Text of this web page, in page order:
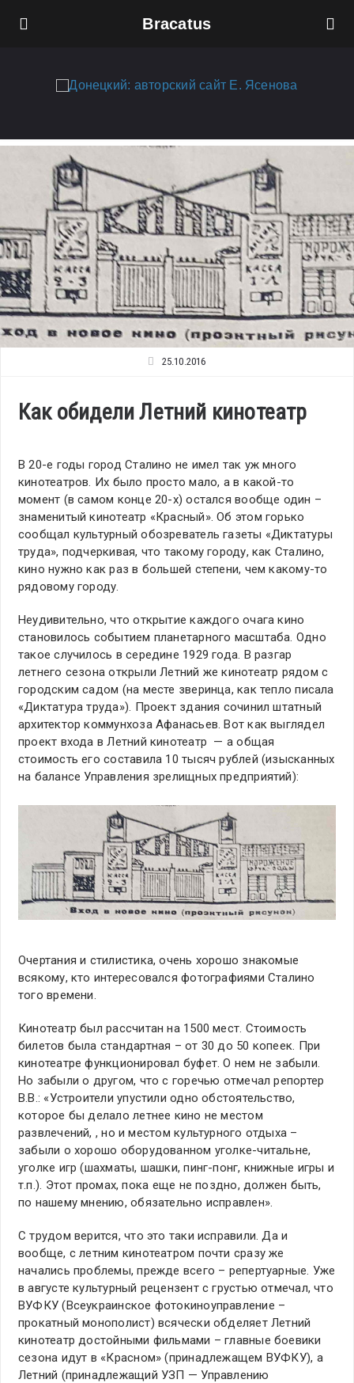
Bracatus
25.10.2016
Как обидели Летний кинотеатр
В 20-е годы город Сталино не имел так уж много
кинотеатров. Их было просто мало, а в какой-то
момент (в самом конце 20-х) остался вообще один –
знаменитый кинотеатр «Красный». Об этом горько
сообщал культурный обозреватель газеты «Диктатуры
труда», подчеркивая, что такому городу, как Сталино,
кино нужно как раз в большей степени, чем какому-то
рядовому городу.
Неудивительно, что открытие каждого очага кино
становилось событием планетарного масштаба. Одно
такое случилось в середине 1929 года. В разгар
летнего сезона открыли Летний же кинотеатр рядом с
городским садом (на месте зверинца, как тепло писала
«Диктатура труда»). Проект здания сочинил штатный
архитектор коммунхоза Афанасьев. Вот как выглядел
проект входа в Летний кинотеатр — а общая
стоимость его составила 10 тысяч рублей (изысканных
на балансе Управления зрелищных предприятий):
Очертания и стилистика, очень хорошо знакомые
всякому, кто интересовался фотографиями Сталино
того времени.
Кинотеатр был рассчитан на 1500 мест. Стоимость
билетов была стандартная – от 30 до 50 копеек. При
кинотеатре функционировал буфет. О нем не забыли.
Но забыли о другом, что с горечью отмечал репортер
В.В.: «Устроители упустили одно обстоятельство,
которое бы делало летнее кино не местом
развлечений, , но и местом культурного отдыха –
забыли о хорошо оборудованном уголке-читальне,
уголке игр (шахматы, шашки, пинг-понг, книжные игры и
т.п.). Этот промах, пока еще не поздно, должен быть,
по нашему мнению, обязательно исправлен».
С трудом верится, что это таки исправили. Да и
вообще, с летним кинотеатром почти сразу же
начались проблемы, прежде всего – репертуарные. Уже
в августе культурный рецензент с грустью отмечал, что
ВУФКУ (Всеукраинское фотокиноуправление –
прокатный монополист) всячески обделяет Летний
кинотеатр достойными фильмами – главные боевики
сезона идут в «Красном» (принадлежащем ВУФКУ), а
Летний (принадлежащий УЗП — Управлению